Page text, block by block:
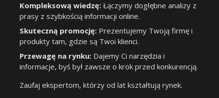
Kompleksową wiedzę: Łączymy dogłębne analizy z
prasy z szybkością informacji online.
Skuteczną promocję: Prezentujemy Twoją firmę i
produkty tam, gdzie są Twoi klienci.
Przewagę na rynku: Dajemy Ci narzędzia i
informacje, byś był zawsze o krok przed konkurencją.
Zaufaj ekspertom, którzy od lat kształtują rynek.